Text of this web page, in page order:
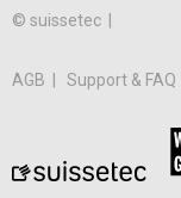
© suissetec |
AGB Support & FAQ